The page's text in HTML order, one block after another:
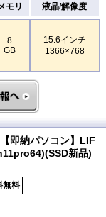
メモリ 液晶/解像度
8
GB
15.6インチ
1366×768
即納パソコン】LIF
新品)
無料